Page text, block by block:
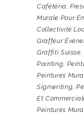
Cafétéria,
Murale Pour
Collectivité
Graffeur
Graffiti Suisse
Painting,
Peintures
Signwriting,
Et
Peintures